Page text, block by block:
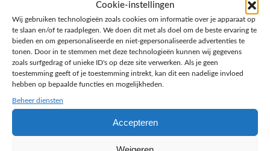
Cookie-instellingen
Wij gebruiken technologieën zoals cookies om informatie over je apparaat op
te slaan en/of te raadplegen. We doen dit met als doel om de beste ervaring te
bieden en om gepersonaliseerde en niet-gepersonaliseerde advertenties te
tonen. Door in te stemmen met deze technologieën kunnen wij gegevens
zoals surfgedrag of unieke ID's op deze site verwerken. Als je geen
toestemming geeft of je toestemming intrekt, kan dit een nadelige invloed
hebben op bepaalde functies en mogelijkheden.
Beheer diensten
Accepteren